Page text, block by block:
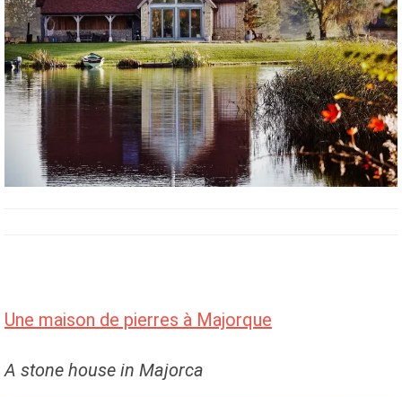
Une maison de pierres à Majorque
A stone house in Majorca